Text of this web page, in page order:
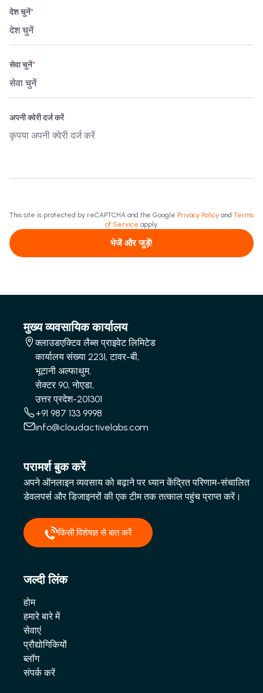
देश चुनें*
सेवा चुनें*
अपनी क्वेरी दर्ज करें
This site is protected by reCAPTCHA and the Google Privacy Policy and Terms
of Service apply.
भेजें और जुड़ें!
मुख्य व्यवसायिक कार्यालय
क्लाउडएक्टिव लैब्स प्राइवेट लिमिटेड
कार्यालय संख्या 2231, टावर-बी,
भूटानी अल्फाथुम,
सेक्टर 90, नोएडा,
उत्तर प्रदेश-201301
+91 987 133 9998
info@cloudactivelabs.com
परामर्श बुक करें
अपने ऑनलाइन व्यवसाय को बढ़ाने पर ध्यान केंद्रित परिणाम-संचालित
डेवलपर्स और डिजाइनरों की एक टीम तक तत्काल पहुंच प्राप्त करें।
किसी विशेषज्ञ से बात करें
जल्दी लिंक
होम
हमारे बारे में
सेवाएं
प्रौद्योगिकियों
ब्लॉग
संपर्क करें